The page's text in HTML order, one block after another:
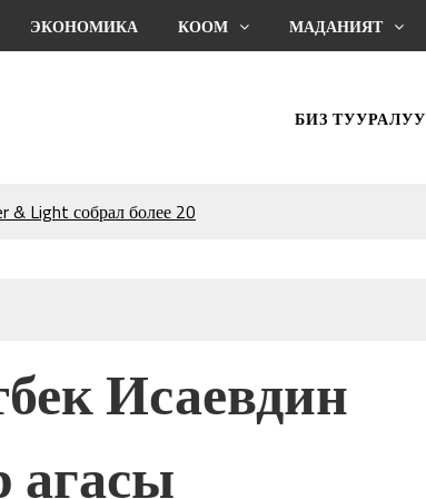
ЭКОНОМИКА КООМ МАДАНИЯТ
БИЗ ТУУРАЛУУ
& Light собрал более 20
шоу
сыймык жана чоң
Исаевдин
агасы